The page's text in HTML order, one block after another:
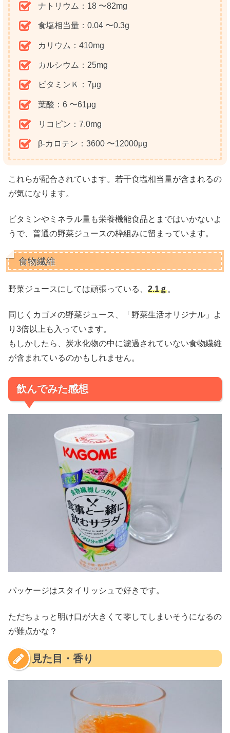
ナトリウム：18 〜82mg
食塩相当量：0.04 〜0.3g
カリウム：410mg
カルシウム：25mg
ビタミンＫ：7μg
葉酸：6 〜61μg
リコピン：7.0mg
β-カロテン：3600 〜12000μg
これらが配合されています。若干食塩相当量が含まれるの
が気になります。
ビタミンやミネラル量も栄養機能食品とまではいかないよ
うで、普通の野菜ジュースの枠組みに留まっています。
食物繊維
野菜ジュースにしては頑張っている、 2.1ｇ。
同じくカゴメの野菜ジュース、「野菜生活オリジナル」よ
り3倍以上も入っています。
もしかしたら、炭水化物の中に濾過されていない食物繊維
が含まれているのかもしれません。
飲んでみた感想
パッケージはスタイリッシュで好きです。
ただちょっと明け口が大きくて零してしまいそうになるの
が難点かな？
見た目・香り